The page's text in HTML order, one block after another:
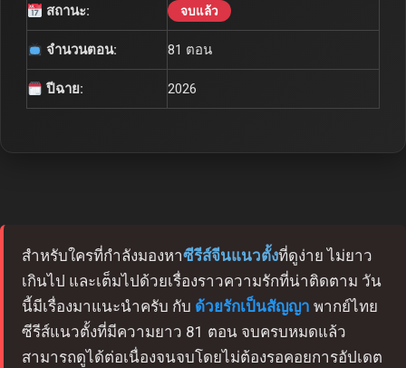
สถานะ: จบแล้ว
จำนวนตอน: 81 ตอน
ปีฉาย: 2026
สำหรับใครที่กำลังมองหาซีรีส์จีนแนวตั้งที่ดูง่าย ไม่ยาว
เกินไป และเต็มไปด้วยเรื่องราวความรักที่น่าติดตาม วัน
นี้มีเรื่องมาแนะนำครับ กับ ด้วยรักเป็นสัญญา พากย์ไทย
ซีรีส์แนวตั้งที่มีความยาว 81 ตอน จบครบหมดแล้ว
สามารถดูได้ต่อเนื่องจนจบโดยไม่ต้องรอคอยการอัปเดต